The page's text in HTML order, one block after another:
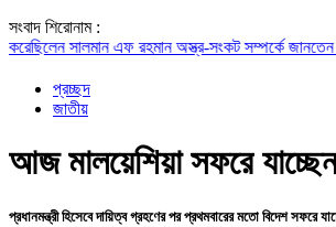
সংবাদ শিরোনাম :
সালমান এফ রহমানঅস্ত্র-সংকট সম্পর্কে জানতেন না
প্রচ্ছদ
জাতীয়
আজ মালয়েশিয়া সফরে যাচ্ছেন
প্রধানমন্ত্রী হিসেবে দায়িত্ব গ্রহণের পর প্রথমবারের মতো বিদেশ সফরে